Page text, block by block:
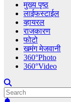
मुख्य पृष्ठ
लाईफस्टाईल
व्हायरल
राजकारण
फोटो
खमंग मेजवानी
360°Photo
360°Video